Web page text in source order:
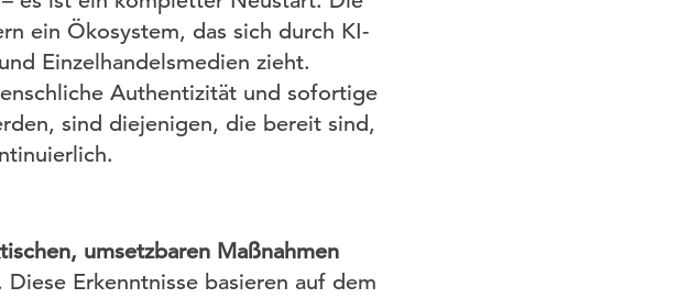
ein Ökosystem, das sich durch KI-
Einzelhandelsmedien zieht.
Authentizität und sofortige
sind diejenigen, die bereit sind,
umsetzbaren Maßnahmen
Erkenntnisse basieren auf dem